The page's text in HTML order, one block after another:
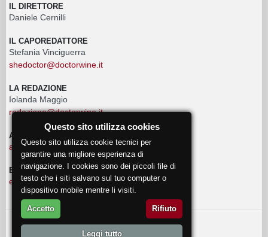
IL DIRETTORE
Daniele Cernilli
IL CAPOREDATTORE
Stefania Vinciguerra
shedoctor@doctorwine.it
LA REDAZIONE
Iolanda Maggio
redazione@doctorwine.it
ADVERTISING
advertising@doctorwine.it
EVENTI
eventi@doctorwine.it
© 2018 DoctorWine .
Questo sito utilizza cookies
Questo sito utilizza cookie tecnici per
garantire una migliore esperienza di
navigazione. I cookies sono dei piccoli file di
testo che i siti salvano sul tuo computer o
dispositivo mobile mentre li visiti.
Accetto Rifiuto
Leggi tutto